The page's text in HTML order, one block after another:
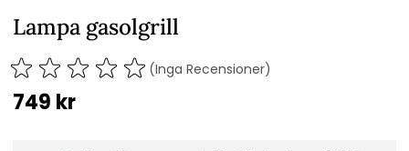
Lampa gasolgrill
(Inga Recensioner)
749 kr